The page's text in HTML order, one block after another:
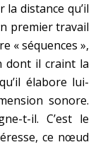
la distance qu’il
premier travail
« séquences »,
dont il craint la
élabore lui-
sonore.
t-il. C’est le
ce nœud